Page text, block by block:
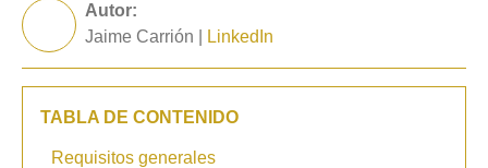
Autor:
Jaime Carrión |
LinkedIn
Requisitos generales